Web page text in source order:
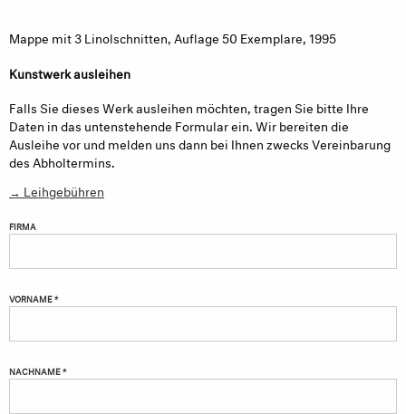
Mappe mit 3 Linolschnitten, Auflage 50 Exemplare, 1995
Kunstwerk ausleihen
Falls Sie dieses Werk ausleihen möchten, tragen Sie bitte Ihre
Daten in das untenstehende Formular ein. Wir bereiten die
Ausleihe vor und melden uns dann bei Ihnen zwecks Vereinbarung
des Abholtermins.
→ Leihgebühren
FIRMA
VORNAME *
NACHNAME *